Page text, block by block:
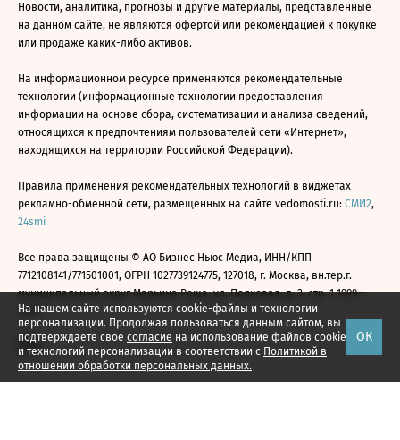
На нашем сайте используются cookie-файлы и технологии
персонализации. Продолжая пользоваться данным сайтом, вы
подтверждаете свое согласие на использование файлов cookie
и технологий персонализации в соответствии с Политикой в
отношении обработки персональных данных.
ОК
Новости, аналитика, прогнозы и другие материалы, представленные
на данном сайте, не являются офертой или рекомендацией к покупке
или продаже каких-либо активов.
На информационном ресурсе применяются рекомендательные
технологии (информационные технологии предоставления
информации на основе сбора, систематизации и анализа сведений,
относящихся к предпочтениям пользователей сети «Интернет»,
находящихся на территории Российской Федерации).
Правила применения рекомендательных технологий в виджетах
рекламно-обменной сети, размещенных на сайте vedomosti.ru: СМИ2,
24smi
Все права защищены © АО Бизнес Ньюс Медиа, ИНН/КПП
7712108141/771501001, ОГРН 1027739124775, 127018, г. Москва, вн.тер.г.
муниципальный округ Марьина Роща, ул. Полковая, д. 3, стр. 1 1999—
2026